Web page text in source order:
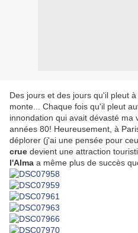
Des jours et des jours qu'il pleut
monte... Chaque fois qu'il pleut
innondation qui avait dévasté ma
années 80! Heureusement, à
déplorer (j'ai une pensée pour
crue devient une attraction
l'Alma a même plus de succès